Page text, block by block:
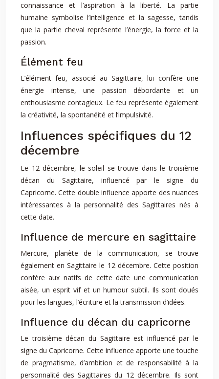
connaissance et l’aspiration à la liberté. La partie
humaine symbolise l’intelligence et la sagesse, tandis
que la partie cheval représente l’énergie, la force et la
passion.
Élément feu
L’élément feu, associé au Sagittaire, lui confère une
énergie intense, une passion débordante et un
enthousiasme contagieux. Le feu représente également
la créativité, la spontanéité et l’impulsivité.
Influences spécifiques du 12
décembre
Le 12 décembre, le soleil se trouve dans le troisième
décan du Sagittaire, influencé par le signe du
Capricorne. Cette double influence apporte des nuances
intéressantes à la personnalité des Sagittaires nés à
cette date.
Influence de mercure en sagittaire
Mercure, planète de la communication, se trouve
également en Sagittaire le 12 décembre. Cette position
confère aux natifs de cette date une communication
aisée, un esprit vif et un humour subtil. Ils sont doués
pour les langues, l’écriture et la transmission d’idées.
Influence du décan du capricorne
Le troisième décan du Sagittaire est influencé par le
signe du Capricorne. Cette influence apporte une touche
de pragmatisme, d’ambition et de responsabilité à la
personnalité des Sagittaires du 12 décembre. Ils sont